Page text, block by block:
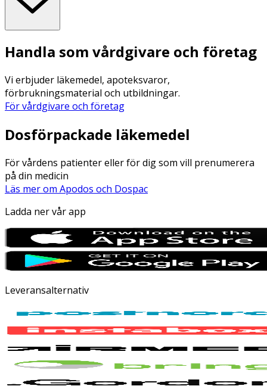
Handla som vårdgivare och företag
Vi erbjuder läkemedel, apoteksvaror,
förbrukningsmaterial och utbildningar.
För vårdgivare och företag
Dosförpackade läkemedel
För vårdens patienter eller för dig som vill prenumerera
på din medicin
Läs mer om Apodos och Dospac
Ladda ner vår app
Leveransalternativ